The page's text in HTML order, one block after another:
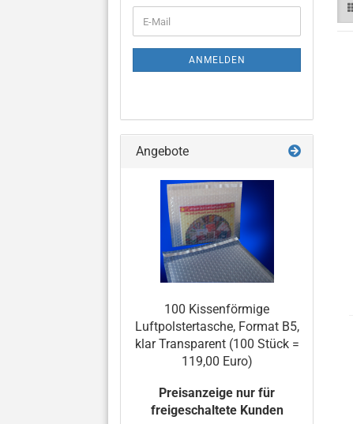
ZUR
ANMELDUNG
E-
Mail
ANMELDEN
Angebote
100 Kissenförmige
Luftpolstertasche, Format B5,
klar Transparent (100 Stück =
119,00 Euro)
Preisanzeige nur für
freigeschaltete Kunden